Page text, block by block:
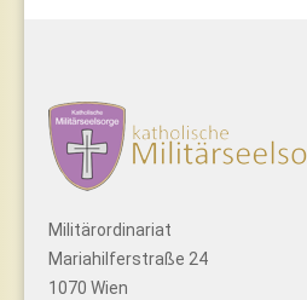
Militärordinariat
Mariahilferstraße 24
1070 Wien